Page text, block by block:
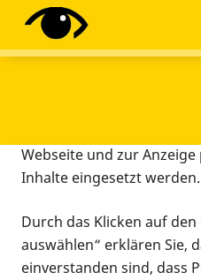
Diese Webseite setzt
Tracking-Tools ein. Dies
Webseite und zur
Inhalte eingesetzt werden.
Durch das Klicken auf den
auswählen“ erklären Sie,
einverstanden sind, dass